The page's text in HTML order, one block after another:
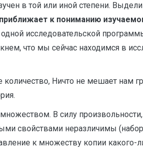
в той или иной степени.
к пониманию
исследовательской
что мы сейчас находимся в
Ничто не мешает нам
В силу
свойствами неразличимы
к множеству копии